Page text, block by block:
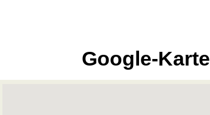
Google-Karte